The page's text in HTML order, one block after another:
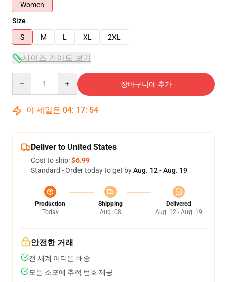
Women
Size
S
M L XL 2XL
사이즈 가이드 보기
장바구니에 추가
이 세일은 04: 17: 54
Deliver to United States
Cost to ship:$6.99
Standard - Order today to get byAug. 12 - Aug. 19
Production
Today
Shipping
Aug. 08
Delivered
Aug. 12 - Aug. 19
안전한 거래
전 세계 어디든 배송
모든 소포에 추적 번호 제공